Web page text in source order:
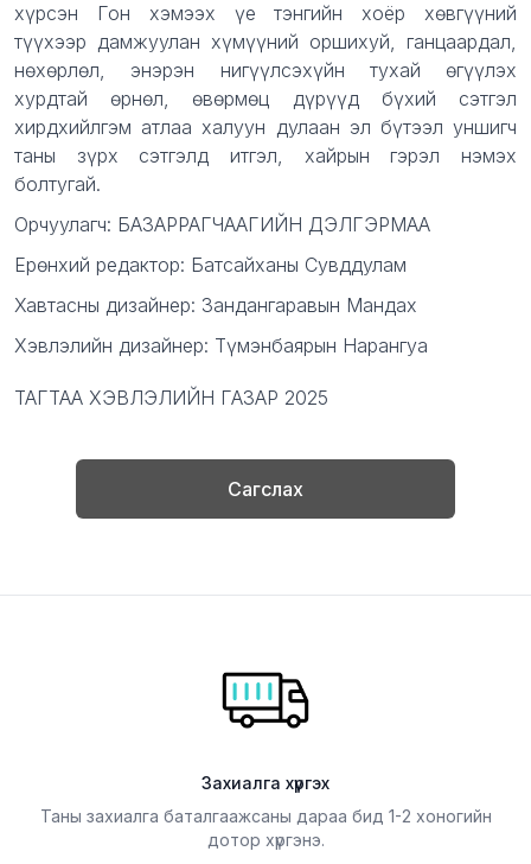
хүрсэн Гон хэмээх үе тэнгийн хоёр хөвгүүний
түүхээр дамжуулан хүмүүний оршихуй, ганцаардал,
нөхөрлөл, энэрэн нигүүлсэхүйн тухай өгүүлэх
хурдтай өрнөл, өвөрмөц дүрүүд бүхий сэтгэл
хирдхийлгэм атлаа халуун дулаан эл бүтээл уншигч
таны зүрх сэтгэлд итгэл, хайрын гэрэл нэмэх
болтугай.
Орчуулагч: БАЗАРРАГЧААГИЙН ДЭЛГЭРМАА
Ерөнхий редактор: Батсайханы Сувддулам
Хавтасны дизайнер: Зандангаравын Мандах
Хэвлэлийн дизайнер: Түмэнбаярын Нарангуа
ТАГТАА ХЭВЛЭЛИЙН ГАЗАР 2025
Сагслах
Захиалга хүргэх
Таны захиалга баталгаажсаны дараа бид 1-2 хоногийн
дотор хүргэнэ.